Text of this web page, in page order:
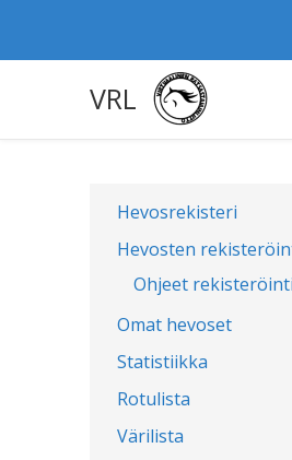
VRL
Hevosrekisteri
Hevosten
Ohjeet
Omat hevoset
Statistiikka
Rotulista
Värilista